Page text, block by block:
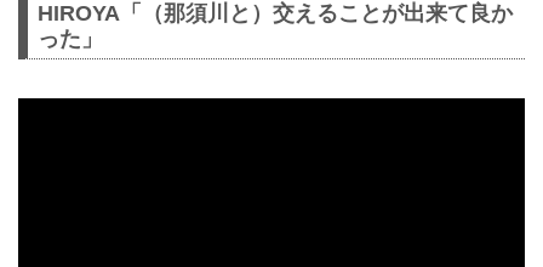
HIROYA「（那須川と）交えることが出来て良か
った」